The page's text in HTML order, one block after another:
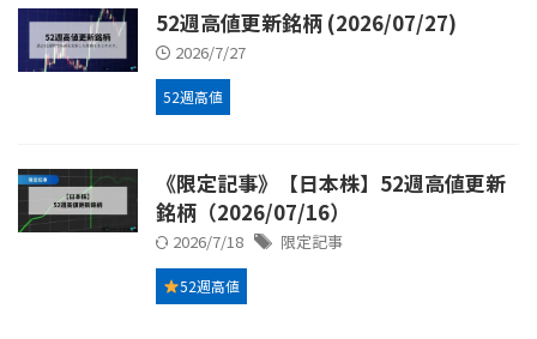
52週高値更新銘柄 (2026/07/27)
2026/7/27
52週高値
《限定記事》【日本株】52週高値更新
銘柄（2026/07/16）
2026/7/18 限定記事
52週高値